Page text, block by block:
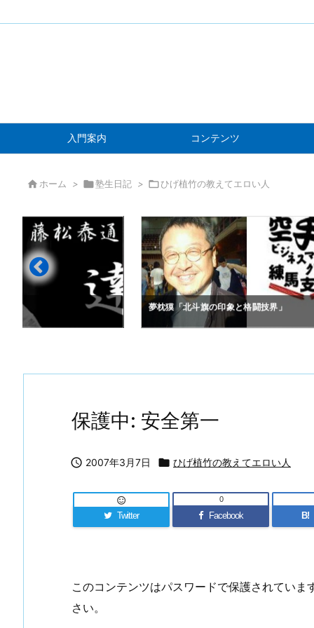
入門案内 コンテンツ
 ホーム > 塾生日記 > ひげ植竹の教えてエロい人
夢枕獏「北斗旗の印象と格闘技界」
保護中: 安全第一
 2007年3月7日  ひげ植竹の教えてエロい人
Twitter

Facebook
0
B!
このコンテンツはパスワードで保護されてい
さい。